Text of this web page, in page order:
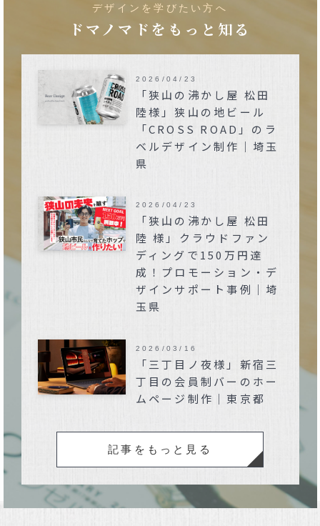
デザインを学びたい方へ
ドマノマドをもっと知る
「狭山の沸かし屋 松田
陸様」狭山の地ビール
「CROSS ROAD」のラ
ベルデザイン制作｜埼玉
県
2026/04/23
「狭山の沸かし屋 松田
陸 様」クラウドファン
ディングで150万円達
成！プロモーション・デ
ザインサポート事例｜埼
玉県
2026/04/23
「三丁目ノ夜様」新宿三
丁目の会員制バーのホー
ムページ制作｜東京都
2026/03/16
記事をもっと見る